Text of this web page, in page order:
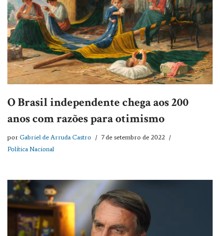
O Brasil independente chega aos 200
anos com razões para otimismo
porGabriel de Arruda Castro
7 de setembro de 2022
Política Nacional